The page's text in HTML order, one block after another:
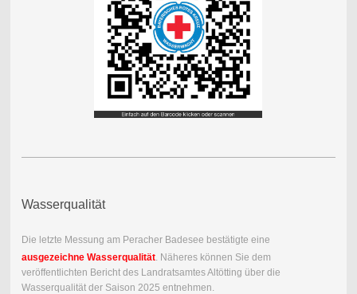
Wasserqualität
Die letzte Messung am Peracher Badesee bestätigte eine
ausgezeichne Wasserqualität. Näheres können Sie dem
veröffentlichten Bericht des Landratsamtes Altötting über die
Wasserqualität der Saison 2025 entnehmen.